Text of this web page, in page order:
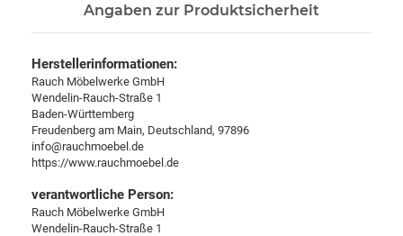
Angaben zur Produktsicherheit
Herstellerinformationen:
Rauch Möbelwerke GmbH
Wendelin-Rauch-Straße 1
Baden-Württemberg
Freudenberg am Main, Deutschland, 97896
info@rauchmoebel.de
https://www.rauchmoebel.de
verantwortliche Person:
Rauch Möbelwerke GmbH
Wendelin-Rauch-Straße 1